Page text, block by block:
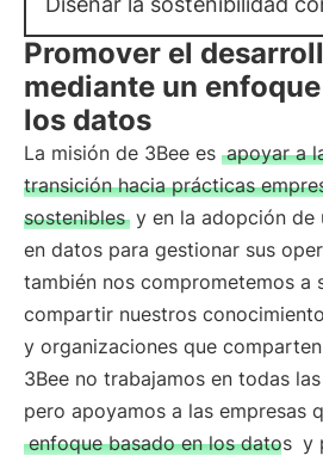
Promover el
mediante un
los datos
La misión de 3Bee es apoyar a
transición hacia prácticas
sostenibles y en la adopción de
en datos para gestionar sus
también nos comprometemos a
compartir nuestros
y organizaciones que
3Bee no trabajamos en todas
pero apoyamos a las empresas
enfoque basado en los datos y